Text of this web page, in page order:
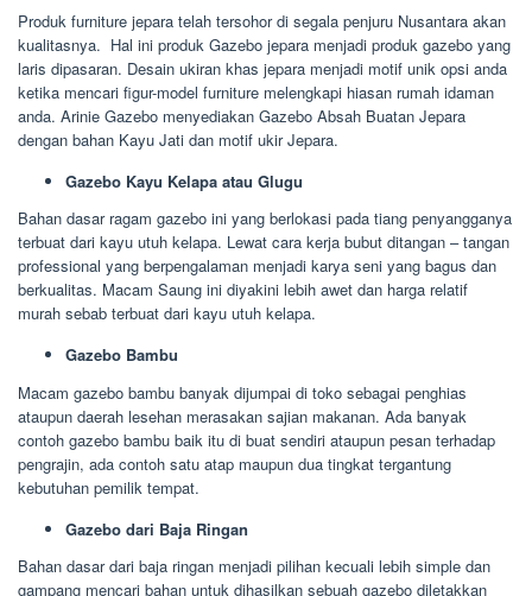
Produk furniture jepara telah tersohor di segala penjuru Nusantara akan
kualitasnya. Hal ini produk Gazebo jepara menjadi produk gazebo yang
laris dipasaran. Desain ukiran khas jepara menjadi motif unik opsi anda
ketika mencari figur-model furniture melengkapi hiasan rumah idaman
anda. Arinie Gazebo menyediakan Gazebo Absah Buatan Jepara
dengan bahan Kayu Jati dan motif ukir Jepara.
Gazebo Kayu Kelapa atau Glugu
Bahan dasar ragam gazebo ini yang berlokasi pada tiang penyangganya
terbuat dari kayu utuh kelapa. Lewat cara kerja bubut ditangan – tangan
professional yang berpengalaman menjadi karya seni yang bagus dan
berkualitas. Macam Saung ini diyakini lebih awet dan harga relatif
murah sebab terbuat dari kayu utuh kelapa.
Gazebo Bambu
Macam gazebo bambu banyak dijumpai di toko sebagai penghias
ataupun daerah lesehan merasakan sajian makanan. Ada banyak
contoh gazebo bambu baik itu di buat sendiri ataupun pesan terhadap
pengrajin, ada contoh satu atap maupun dua tingkat tergantung
kebutuhan pemilik tempat.
Gazebo dari Baja Ringan
Bahan dasar dari baja ringan menjadi pilihan kecuali lebih simple dan
gampang mencari bahan untuk dihasilkan sebuah gazebo diletakkan